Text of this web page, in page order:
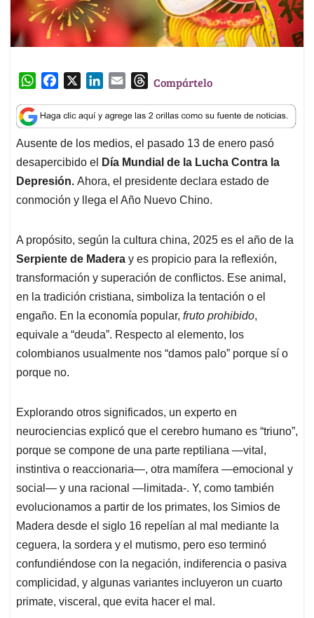
W
a
t
s
A
p
p
c
e
b
o
o
k
n
k
e
d
I
n
a
i
l
T
r
e
a
d
s
Compártelo
Ausente de los medios, el pasado 13 de enero pasó
desapercibido el
Día Mundial de la Lucha Contra la
Depresión. Ahora, el presidente declara estado de
conmoción y llega el Año Nuevo Chino.
A propósito, según la cultura china, 2025 es el año de la
Serpiente de Madera y es propicio para la reflexión,
transformación y superación de conflictos. Ese animal,
en la tradición cristiana, simboliza la tentación o el
engaño. En la economía popular, fruto prohibido,
equivale a “deuda”. Respecto al elemento, los
colombianos usualmente nos “damos palo” porque sí o
porque no.
Explorando otros significados, un experto en
neurociencias explicó que el cerebro humano es “triuno”,
porque se compone de una parte reptiliana —vital,
instintiva o reaccionaria—, otra mamífera —emocional y
social— y una racional —limitada-. Y, como también
evolucionamos a partir de los primates, los Simios de
Madera desde el siglo 16 repelían al mal mediante la
ceguera, la sordera y el mutismo, pero eso terminó
confundiéndose con la negación, indiferencia o pasiva
complicidad, y algunas variantes incluyeron un cuarto
primate, visceral, que evita hacer el mal.